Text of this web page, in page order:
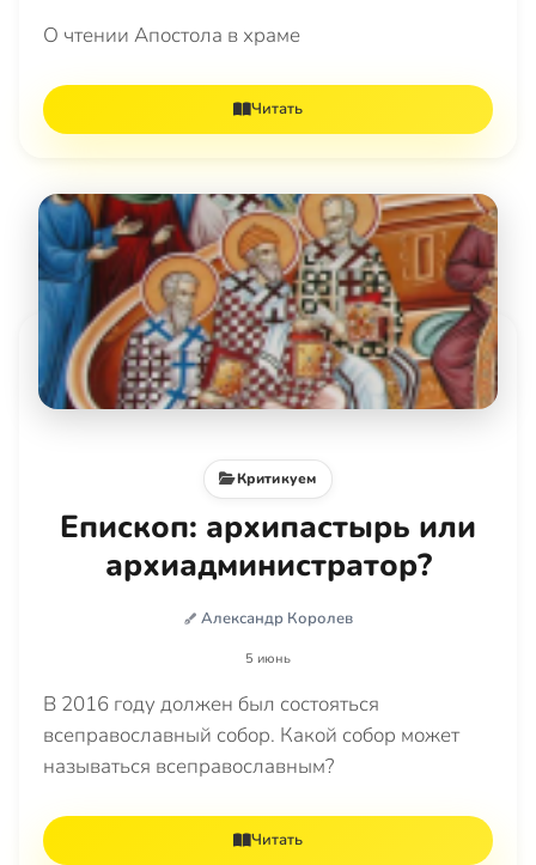
О чтении Апостола в храме
Читать
Критикуем
Епископ: архипастырь или
архиадминистратор?
Александр Королев
5 июнь
В 2016 году должен был состояться
всеправославный собор. Какой собор может
называться всеправославным?
Читать